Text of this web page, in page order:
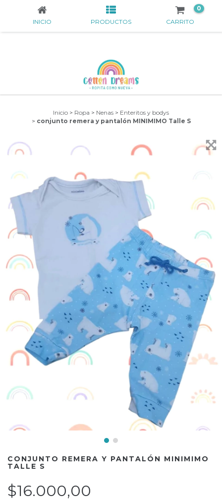
INICIO PRODUCTOS CARRITO
0
Inicio > Ropa > Nenas > Enteritos y bodys
> conjunto remera y pantalón MINIMIMO Talle S
CONJUNTO REMERA Y PANTALÓN MINIMIMO
TALLE S
$16.000,00